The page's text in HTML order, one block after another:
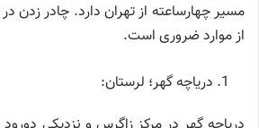
مسیر چهار‌ساعته از تهران دارد. چادر زدن
از موارد ضروری است.
دریاچه گهر؛ لرستان: